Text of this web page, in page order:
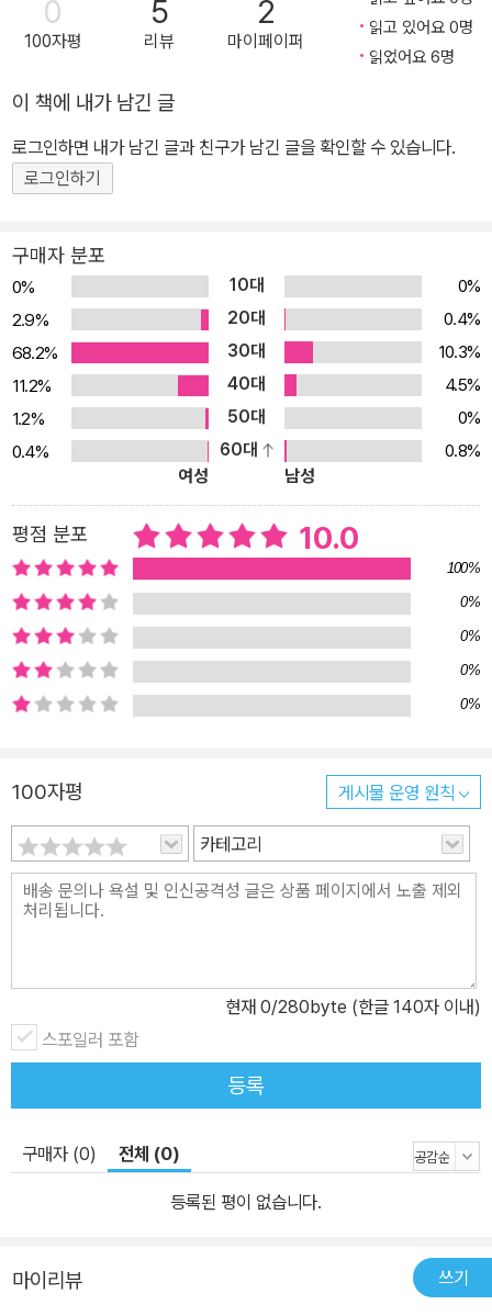
이 좋아지고, 엄마는 한결 편안한 마음으로 육아를 할 수 있게 된다.
만일 아이의 수면 패턴이 매일 달라져 종일 긴장 속에 있다면, 아이의
면 이 책과 함께 오늘부터 수면 교육을 시작해보자. 부모에게 불안과
피로 대신 여유와 미소가 자리 잡고, 가족 모두가 편안한 회복의 시간
을 누리는 새로운 일상이 펼쳐질 것이다. “생애 첫 2년, 수면 습관이
조절력까지 키우는 결정적 비밀 생애 첫 2년 아이의 수면 습관은 왜
중요할까? 이 시기에는 아이의 성장과 발달이 가장 빠르게 이루어진
다. 뇌의 구조가 형성되고 신경회로가 연결되며, 외부 세계에 대한 감
각과 반응이 만들어진다. 이처럼 중요한 시기에 어떤 수면 경험을 하
느냐에 따라 아이는 앞으로 세상을 받아들이는 방식, 자기를 돌보는
방식, 감정을 조절하는 방식에 이르기까지 삶의 기본 리듬을 다르게
형성하게 된다. 또한 아이는 수면을 통해 안정감을 배우고, 스스로 조
절하는 힘을 기른다. 스스로 잠드는 과정을 반복하며 하루를 마무리
하고, 새로운 하루를 준비하는 법을 익히는 것이다. 이러한 리듬은 이
후 유아기, 아동기, 청소년기까지 이어지며 생활 습관, 집중력, 감정
조절력 등 전반적인 발달의 기반이 된다. 따라서 이 시기에 수면의 흐
름이 반복적으로 무너진다면, 아이에게 세상은 예측할 수 없고 불안
정한 곳처럼 느껴질 수 있다. 단순히 수면 문제에만 그치지 않고, 일상
전체의 긴장감이나 감정 기복으로 이어질 수 있는 것이다. 이처럼 생
애 첫 2년 동안 엄마가 수면을 어떻게 도와주느냐에 따라 아이의 몸
과 마음은 보다 건강하게 성장할 수 있다. 하지만 아이를 잘 키우고 싶
를 무시하고 진행하거나, 마음의 준비를 전혀 하지 않은 채 수면 교육
을 시작해 부모의 불안함과 조급함을 아이에게 고스란히 전달시킨 경
우 등이다. 저자는 “엄마는 아이를 도와주는 사람이 아니라, 그 가능
성을 먼저 믿어주는 사람”라고 말하며, 이 책을 통해 가장 효과적이고
부드럽게 수면 습관을 아이에게 안착시켜주는 방법을 제시한다. “원
안정된다는 이른바 ‘100일의 기적’, ‘돌의 기적’은 결코 저절로 일어
나지 않는다. 하지만 ‘수면의 원리와 방법’을 이해하면 그 기적은 의외
아이가 잠들기 전에 우는 이유, 일반 울음과 잠울음의 차이, 개월 수별
준을 짚어 주어 원리를 이해할 수 있도록 안내한다. 이를 쉽게 이해시
킨 후에는 저자의 노하우를 집대성한 ‘실전에서 통하는 수면 교육 로
정에서 5단계까지 진행해야 하는 것은 아니다. 1~3단계인 수면 환경
세팅과 하루 일과 만들기만으로도 아이의 수면은 눈에 띄게 안정될
0
100자평
5
리뷰
2
마이페이퍼
읽고 있어요 0명
읽었어요 6명
이 책에 내가 남긴 글
로그인하면 내가 남긴 글과 친구가 남긴 글을 확인할 수 있습니다.
로그인하기
구매자 분포
0% 10대
0%
2.9%
20대
0.4%
68.2%
30대
10.3%
11.2%
40대
4.5%
1.2%
50대
0%
0.4%
60대
0.8%
여성
남성
평점 분포 10.0
100%
0%
0%
0%
0%
100자평 게시물 운영 원칙
카테고리
현재 0/280byte (한글 140자 이내)
스포일러 포함
등록
구매자 (0) 전체 (0)
등록된 평이 없습니다.
마이리뷰 쓰기